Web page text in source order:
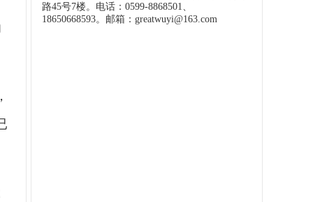
路45号7楼。电话：0599-8868501、
18650668593。邮箱：greatwuyi@163.com